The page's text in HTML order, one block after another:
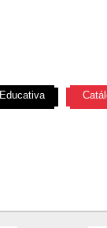
Educativa